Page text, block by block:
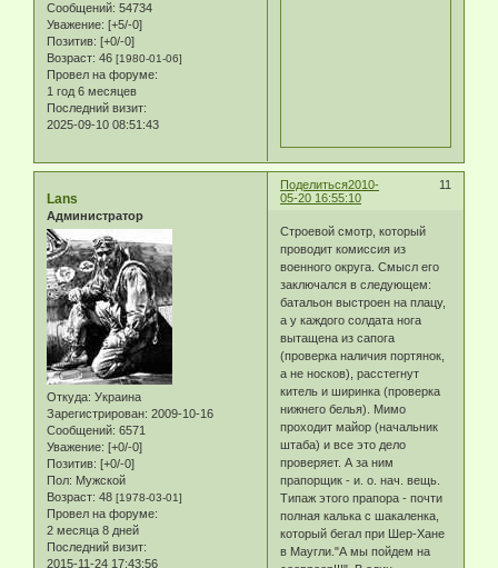
Сообщений: 54734
Уважение: [+5/-0]
Позитив: [+0/-0]
Возраст: 46 [1980-01-06]
Провел на форуме:
1 год 6 месяцев
Последний визит:
2025-09-10 08:51:43
Поделиться 11
2010-
05-20 16:55:10
Lans
Администратор
Откуда: Украина
Зарегистрирован: 2009-10-16
Сообщений: 6571
Уважение: [+0/-0]
Позитив: [+0/-0]
Пол: Мужской
Возраст: 48 [1978-03-01]
Провел на форуме:
2 месяца 8 дней
Последний визит:
2015-11-24 17:43:56
Строевой смотр, который
проводит комиссия из
военного округа. Смысл его
заключался в следующем:
батальон выстроен на плацу,
а у каждого солдата нога
вытащена из сапога
(проверка наличия портянок,
а не носков), расстегнут
китель и ширинка (проверка
нижнего белья). Мимо
проходит майор (начальник
штаба) и все это дело
проверяет. А за ним
прапорщик - и. о. нач. вещь.
Типаж этого прапора - почти
полная калька с шакаленка,
который бегал при Шер-Хане
в Маугли."А мы пойдем на